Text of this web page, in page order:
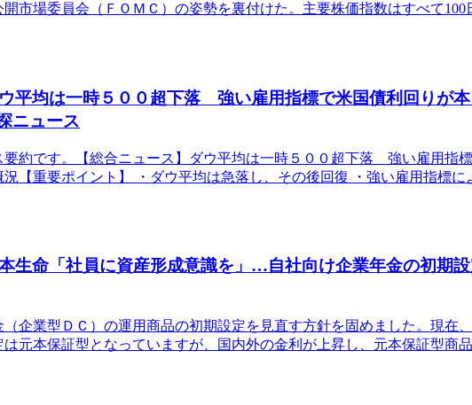
市場委員会（ＦＯＭＣ）の姿勢を裏付けた。主要株価指数はすべて100
平均は一時５００超下落 強い雇用指標で米国債利回りが
ニュース
要約です。【総合ニュース】ダウ平均は一時５００超下落 強い雇用指
【重要ポイント】 ・ダウ平均は急落し、その後回復 ・強い雇用指標に
生命「社員に資産形成意識を」…自社向け企業年金の初期
企業型ＤＣ）の運用商品の初期設定を見直す方針を固めました。現在
元本保証型となっていますが、国内外の金利が上昇し、元本保証型商